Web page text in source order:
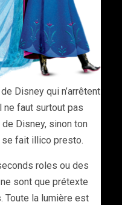
Disney qui n’arrêtent
ne faut surtout pas
Disney, sinon ton
se fait illico presto.
roles ou des
sont que prétexte
Toute la lumière est